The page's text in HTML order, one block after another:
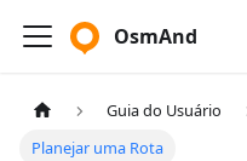
OsmAnd
Guia do Usuário
Planejar uma Rota